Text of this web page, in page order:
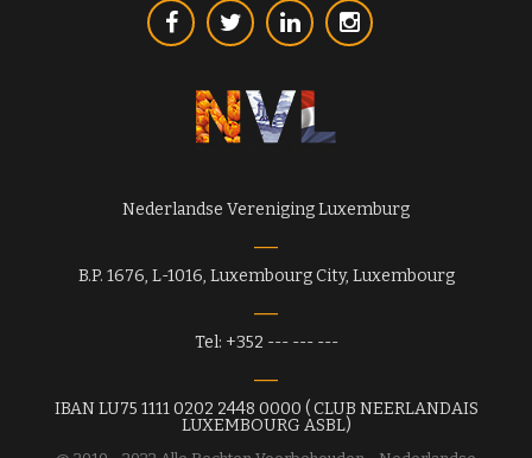
Nederlandse Vereniging Luxemburg
B.P. 1676, L-1016, Luxembourg City, Luxembourg
Tel: +352 --- --- ---
IBAN LU75 1111 0202 2448 0000 ( CLUB NEERLANDAIS
LUXEMBOURG ASBL)